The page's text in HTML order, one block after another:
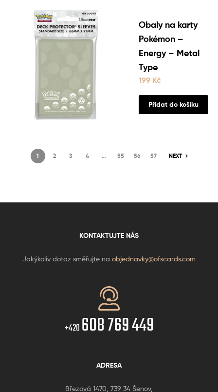
Obaly na karty
Pokémon –
Energy – Metal
Type
199 Kč
Přidat do košíku
1 2 3 4 … 55 56 57 NEXT
KONTAKTUJTE NÁS
Jakýkoliv dotaz směřujte na objednavky@ofscards.com
+420 608 769 449
ADRESA
Březová 1470, 739 34 Šenov,